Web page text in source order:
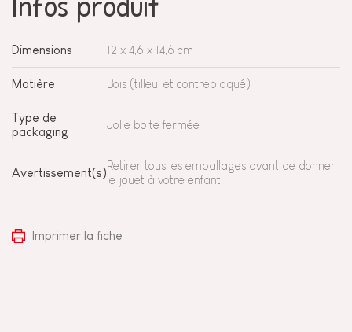
Infos produit
Dimensions 12 x 4,6 x 14,6 cm
Matière Bois (tilleul et contreplaqué)
Type de
packaging
Jolie boite fermée
Avertissement(s)
Retirer tous les emballages avant de donner
le jouet à votre enfant.
Imprimer la fiche